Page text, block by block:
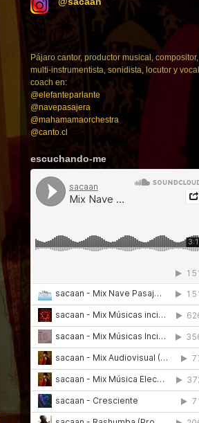
Pájaro cantor, productor musical, compositor,
multi-instrumentista, sonidista, locutor y vocal
coach en:
@elefanteparlante
@navepasajera
@mahamamaorchestra
@canto.cl
escuchando-me